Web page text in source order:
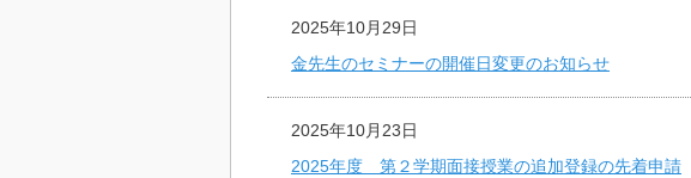
2025年10月29日
金先生のセミナーの開催日変更のお知らせ
2025年10月23日
2025年度 第２学期面接授業の追加登録の先着申請